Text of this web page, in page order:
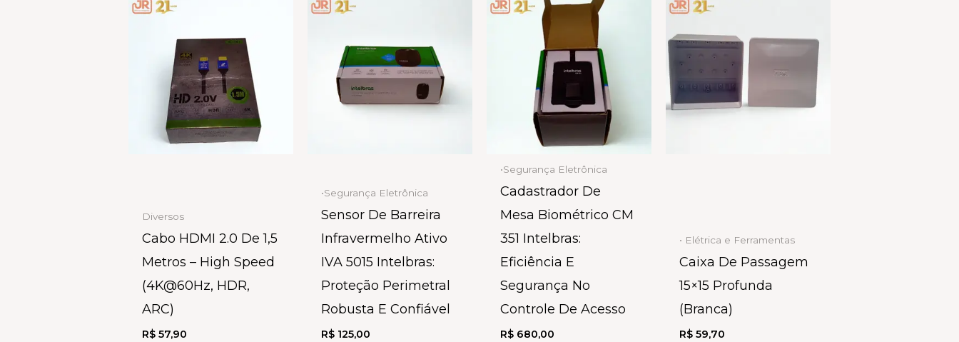
Diversos
Cabo HDMI 2.0 De 1,5
Metros – High Speed
(4K@60Hz, HDR,
ARC)
R$ 57,90
•Segurança Eletrônica
Sensor De Barreira
Infravermelho Ativo
IVA 5015 Intelbras:
Proteção Perimetral
Robusta E Confiável
R$ 125,00
•Segurança Eletrônica
Cadastrador De
Mesa Biométrico CM
351 Intelbras:
Eficiência E
Segurança No
Controle De Acesso
R$ 680,00
• Elétrica e Ferramentas
Caixa De Passagem
15×15 Profunda
(Branca)
R$ 59,70